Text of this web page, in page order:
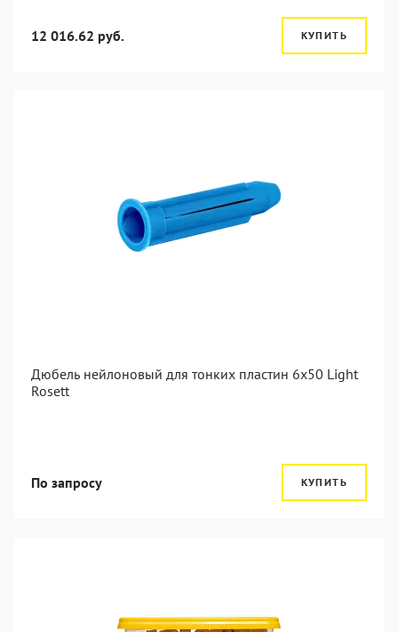
12 016.62 руб. КУПИТЬ
Дюбель нейлоновый для тонких пластин 6x50 Light
Rosett
По запросу КУПИТЬ